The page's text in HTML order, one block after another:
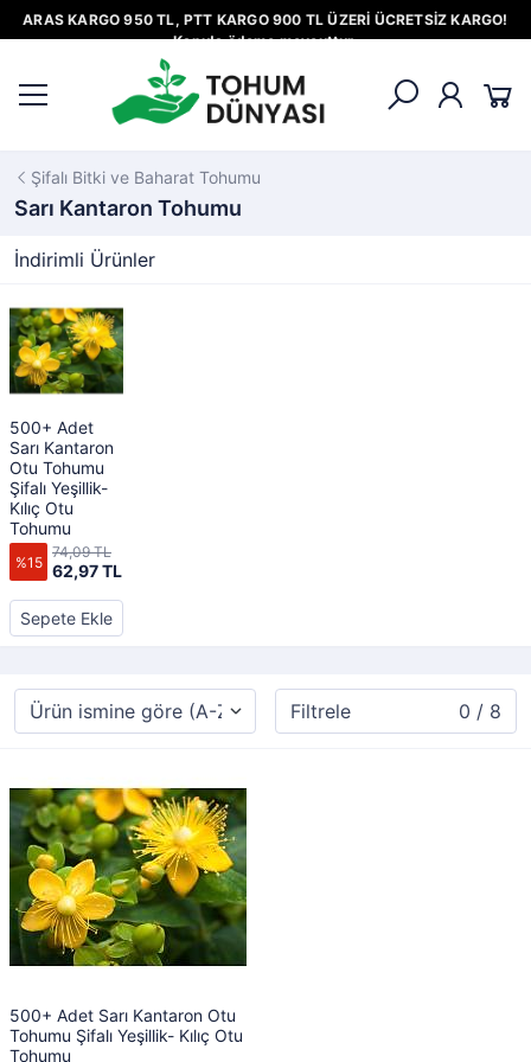
ARAS KARGO 950 TL, PTT KARGO 900 TL ÜZERİ ÜCRETSİZ KARGO!
Kapıda ödeme mevcuttur.
Şifalı Bitki ve Baharat Tohumu
Sarı Kantaron Tohumu
İndirimli Ürünler
500+ Adet
Sarı Kantaron
Otu Tohumu
Şifalı Yeşillik-
Kılıç Otu
Tohumu
%15 62,97 TL
74,09 TL
Sepete Ekle
Filtrele 0 / 8
500+ Adet Sarı Kantaron Otu
Tohumu Şifalı Yeşillik- Kılıç Otu
Tohumu